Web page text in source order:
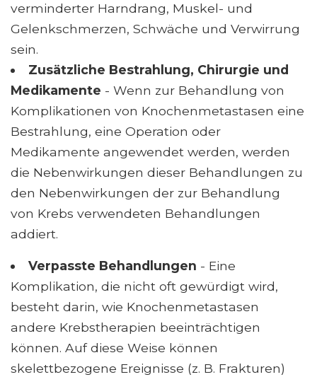
verminderter Harndrang, Muskel- und
Gelenkschmerzen, Schwäche und Verwirrung
sein.
Zusätzliche Bestrahlung, Chirurgie und
Medikamente - Wenn zur Behandlung von
Komplikationen von Knochenmetastasen eine
Bestrahlung, eine Operation oder
Medikamente angewendet werden, werden
die Nebenwirkungen dieser Behandlungen zu
den Nebenwirkungen der zur Behandlung
von Krebs verwendeten Behandlungen
addiert.
Verpasste Behandlungen - Eine
Komplikation, die nicht oft gewürdigt wird,
besteht darin, wie Knochenmetastasen
andere Krebstherapien beeinträchtigen
können. Auf diese Weise können
skelettbezogene Ereignisse (z. B. Frakturen)